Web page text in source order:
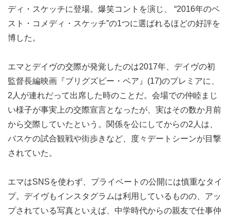
ディ・スケッチに登場。爆笑コントを演じ、 “2016年のベ
スト・コメディ・スケッチ”の1つに選ばれるほどの好評を
博した。
エマとデイヴの交際が発覚したのは2017年、デイヴの初
監督長編映画『ブリグズビー・ベア』(17)のプレミアに、
2人が連れだって出席した時のことだ。会場での仲睦まじ
い様子が事実上の交際宣言となったが、実はその数か月前
から交際していたという。関係を公にしてからの2人は、
バスケの試合観戦や街歩きなど、度々デートシーンが目撃
されていた。
エマはSNSを使わず、プライベートの公開には慎重なタイ
プ。デイヴもインスタグラムは利用しているものの、アッ
プされている写真といえば、中学時代からの親友で仕事仲